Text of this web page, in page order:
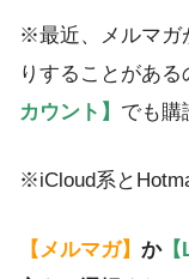
※最近、メルマガ
りすることがあ
カウント】 でも購
※iCloud系と
【メルマガ】 か【